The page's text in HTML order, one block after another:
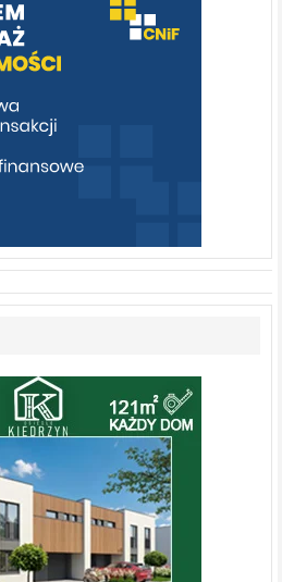
[fotorelacja]